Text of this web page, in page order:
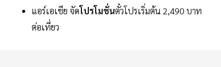
แอร์เอเชีย จัดโปรโมชั่นตั๋วโปรเริ่มต้น 2,490 บาท
ต่อเที่ยว